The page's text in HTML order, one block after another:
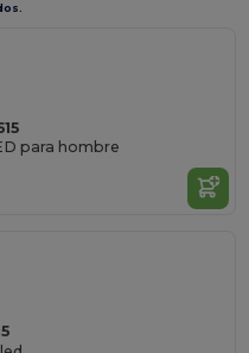
para hombre